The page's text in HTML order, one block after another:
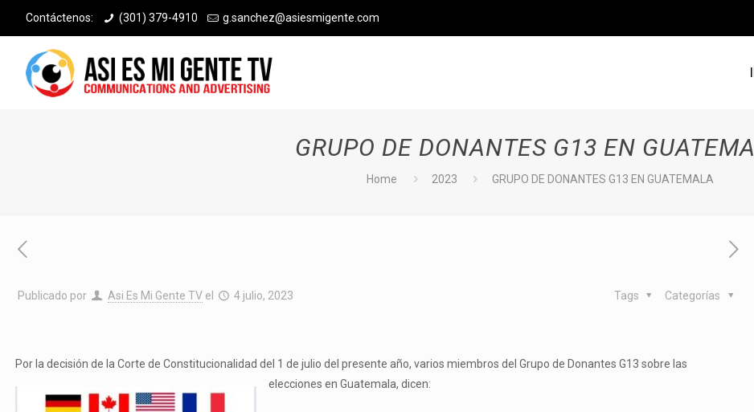
Contáctenos: (301) 379-4910 g.sanchez@asiesmigente.com
GRUPO DE DONANTES G13 EN
Home 2023 GRUPO DE DONANTES G13 EN GUATEMALA
Publicado por Asi Es Mi Gente TV el 4 julio, 2023 Categorías
Tags
Por la decisión de la Corte de Constitucionalidad del 1 de julio del presente año, varios miembros del Grupo de Donantes G13 sobre las
elecciones en Guatemala, dicen: